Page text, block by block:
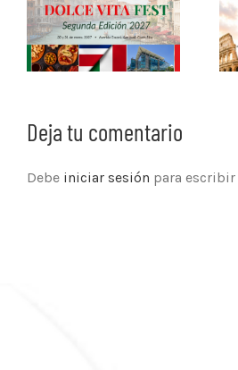
Deja tu comentario
Debe iniciar sesión para